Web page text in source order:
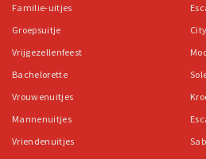
Familie-uitjes
Groepsuitje
Vrijgezellenfeest
Bachelorette
Vrouwenuitjes
Mannenuitjes
Vriendenuitjes